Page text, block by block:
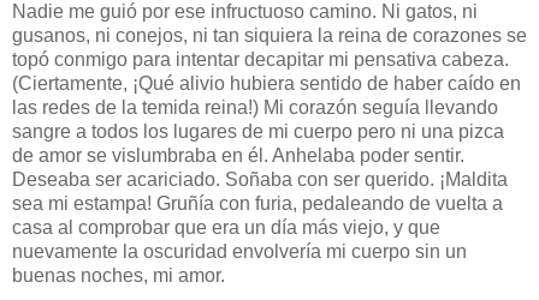
Nadie me guió por ese infructuoso camino. Ni gatos, ni
gusanos, ni conejos, ni tan siquiera la reina de corazones se
topó conmigo para intentar decapitar mi pensativa cabeza.
(Ciertamente, ¡Qué alivio hubiera sentido de haber caído en
las redes de la temida reina!) Mi corazón seguía llevando
sangre a todos los lugares de mi cuerpo pero ni una pizca
de amor se vislumbraba en él. Anhelaba poder sentir.
Deseaba ser acariciado. Soñaba con ser querido. ¡Maldita
sea mi estampa! Gruñía con furia, pedaleando de vuelta a
casa al comprobar que era un día más viejo, y que
nuevamente la oscuridad envolvería mi cuerpo sin un
buenas noches, mi amor.